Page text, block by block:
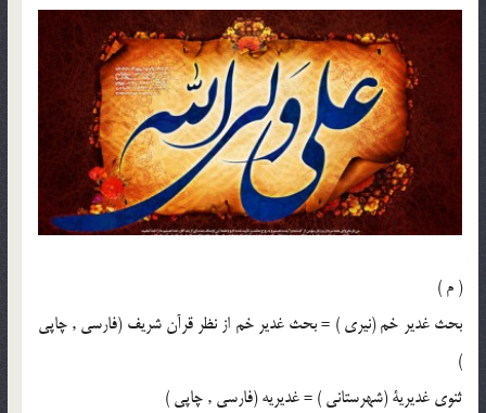
( م )
بحث غدير خم (نيرى ) = بحث غدير خم از نظر قرآن شريف (فارسى , چاپى
)
ثنوى غديرية (شهرستانى ) = غديريه (فارسى , چاپى )